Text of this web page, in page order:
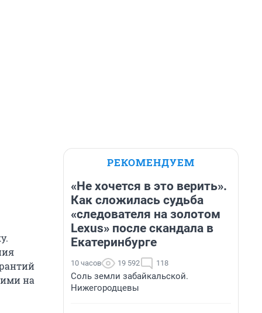
на
РЕКОМЕНДУЕМ
«Не хочется в это верить».
Как сложилась судьба
«следователя на золотом
Lexus» после скандала в
Екатеринбурге
10 часов 19 592 118
Соль земли забайкальской.
Нижегородцевы